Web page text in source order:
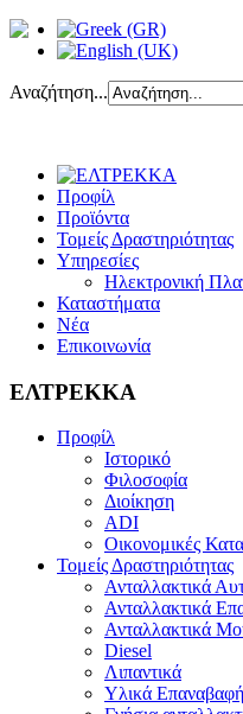
Αναζήτηση...
Προφίλ
Προϊόντα
Τομείς Δραστηριότητας
Υπηρεσίες
Ηλεκτρονική
Καταστήματα
Νέα
Επικοινωνία
ΕΛΤΡΕΚΚΑ
Προφίλ
Ιστορικό
Φιλοσοφία
Διοίκηση
ADI
Οικονομικές
Τομείς Δραστηριότητας
Ανταλλακτικά
Ανταλλακτικά
Ανταλλακτικά
Diesel
Λιπαντικά
Υλικά